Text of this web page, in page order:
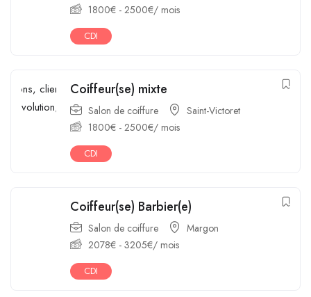
1800€ - 2500€/ mois
CDI
Coiffeur(se) mixte
Salon de coiffure
Saint-Victoret
1800€ - 2500€/ mois
CDI
Coiffeur(se) Barbier(e)
Salon de coiffure
Margon
2078€ - 3205€/ mois
CDI